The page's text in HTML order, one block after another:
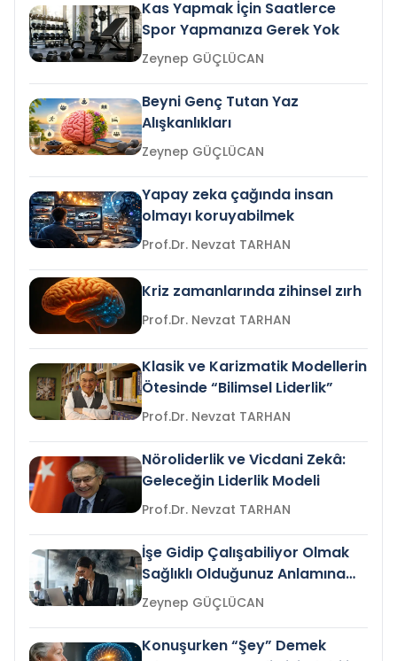
Kas Yapmak İçin Saatlerce
Spor Yapmanıza Gerek Yok
Zeynep GÜÇLÜCAN
Beyni Genç Tutan Yaz
Alışkanlıkları
Zeynep GÜÇLÜCAN
Yapay zeka çağında insan
olmayı koruyabilmek
Prof.Dr. Nevzat TARHAN
Kriz zamanlarında zihinsel zırh
Prof.Dr. Nevzat TARHAN
Klasik ve Karizmatik Modellerin
Ötesinde “Bilimsel Liderlik”
Prof.Dr. Nevzat TARHAN
Nöroliderlik ve Vicdani Zekâ:
Geleceğin Liderlik Modeli
Prof.Dr. Nevzat TARHAN
İşe Gidip Çalışabiliyor Olmak
Sağlıklı Olduğunuz Anlamına
Gelir mi?Zeynep GÜÇLÜCAN
Konuşurken “Şey” Demek